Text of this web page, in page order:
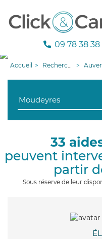
09 78 38 38
Accueil Recherche aide à domicile Auvergne-
33
peuvent
partir
Sous réserve de leur